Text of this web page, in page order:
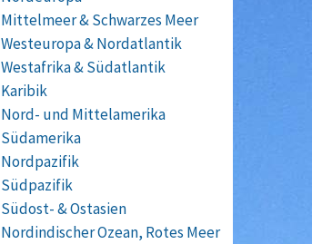
Mittelmeer & Schwarzes Meer
Westeuropa & Nordatlantik
Westafrika & Südatlantik
Karibik
Nord- und Mittelamerika
Südamerika
Nordpazifik
Südpazifik
Südost- & Ostasien
Nordindischer Ozean, Rotes Meer